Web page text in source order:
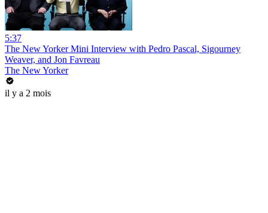
5:37
The New Yorker Mini Interview with Pedro Pascal, Sigourney
Weaver, and Jon Favreau
The New Yorker
il y a 2 mois